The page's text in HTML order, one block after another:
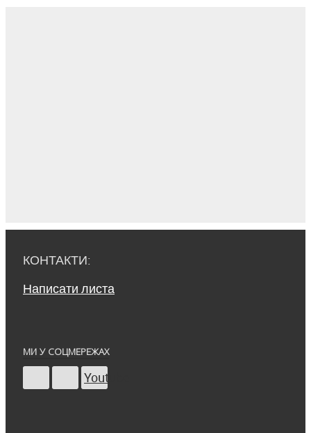
КОНТАКТИ:
Написати листа
МИ У СОЦМЕРЕЖАХ
Youtube